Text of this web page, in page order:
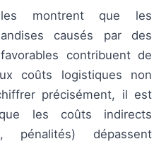
montrent que les
causés par des
contribuent de
coûts logistiques non
précisément, il est
les coûts indirects
pénalités) dépassent